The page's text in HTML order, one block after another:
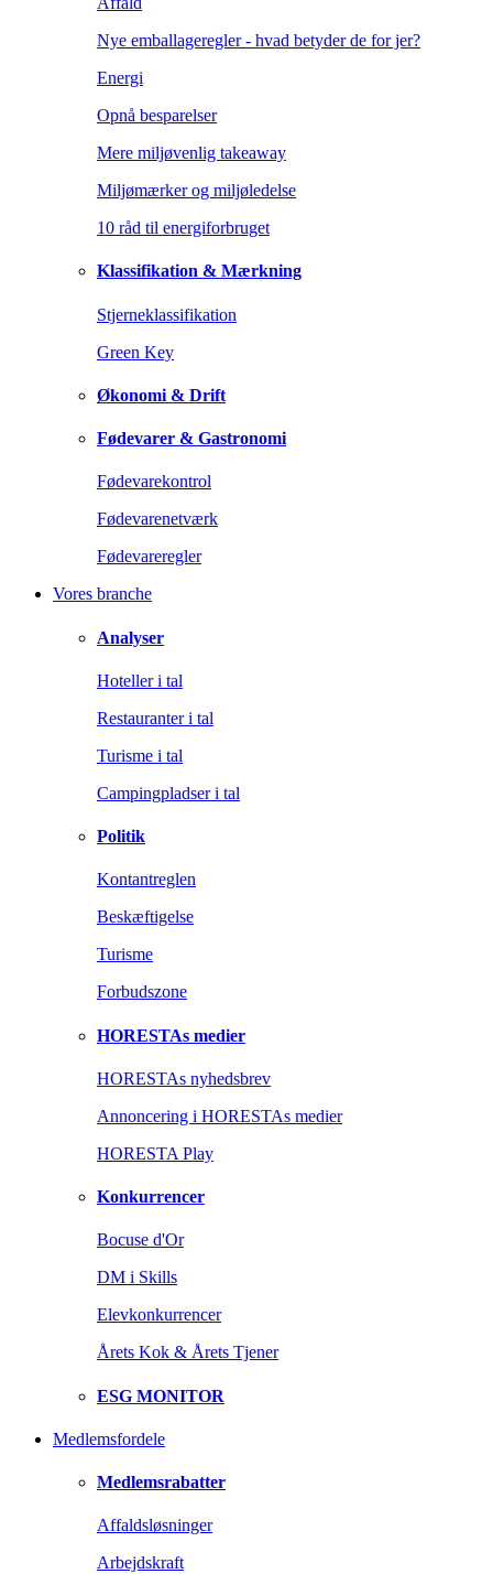
Nye emballageregler - hvad betyder de for jer?
Energi
Opnå besparelser
Mere miljøvenlig takeaway
Miljømærker og miljøledelse
10 råd til energiforbruget
Klassifikation & Mærkning
Stjerneklassifikation
Green Key
Økonomi & Drift
Fødevarer & Gastronomi
Fødevarekontrol
Fødevarenetværk
Fødevareregler
Vores branche
Analyser
Hoteller i tal
Restauranter i tal
Turisme i tal
Campingpladser i tal
Politik
Kontantreglen
Beskæftigelse
Turisme
Forbudszone
HORESTAs medier
HORESTAs nyhedsbrev
Annoncering i HORESTAs medier
HORESTA Play
Konkurrencer
Bocuse d'Or
DM i Skills
Elevkonkurrencer
Årets Kok & Årets Tjener
ESG MONITOR
Medlemsfordele
Medlemsrabatter
Affaldsløsninger
Arbejdskraft